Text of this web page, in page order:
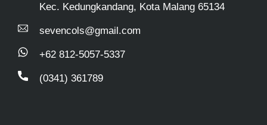
Kec. Kedungkandang, Kota Malang 65134
sevencols@gmail.com
+62 812-5057-5337
(0341) 361789